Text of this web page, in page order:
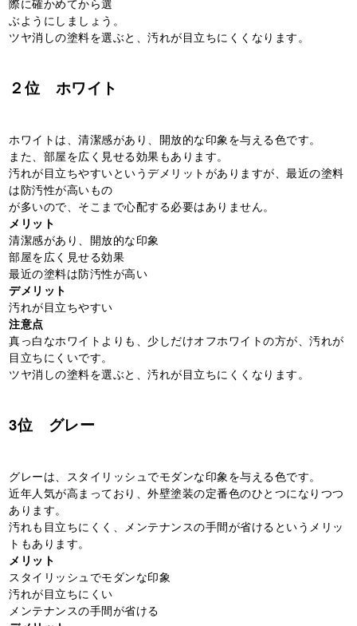
ぶようにしましょう。
ツヤ消しの塗料を選ぶと、汚れが目立ちにくくなります。
２位 ホワイト
ホワイトは、清潔感があり、開放的な印象を与える色です。
また、部屋を広く見せる効果もあります。
汚れが目立ちやすいというデメリットがありますが、最近の塗料
は防汚性が高いもの
が多いので、そこまで心配する必要はありません。
メリット
清潔感があり、開放的な印象
部屋を広く見せる効果
最近の塗料は防汚性が高い
デメリット
汚れが目立ちやすい
注意点
真っ白なホワイトよりも、少しだけオフホワイトの方が、汚れが
目立ちにくいです。
ツヤ消しの塗料を選ぶと、汚れが目立ちにくくなります。
3位 グレー
グレーは、スタイリッシュでモダンな印象を与える色です。
近年人気が高まっており、外壁塗装の定番色のひとつになりつつ
あります。
汚れも目立ちにくく、メンテナンスの手間が省けるというメリッ
トもあります。
メリット
スタイリッシュでモダンな印象
汚れが目立ちにくい
メンテナンスの手間が省ける